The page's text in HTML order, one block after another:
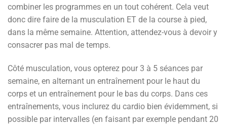
combiner les programmes en un tout cohérent. Cela veut
donc dire faire de la musculation ET de la course à pied,
dans la même semaine. Attention, attendez-vous à devoir y
consacrer pas mal de temps.
Côté musculation, vous opterez pour 3 à 5 séances par
semaine, en alternant un entraînement pour le haut du
corps et un entraînement pour le bas du corps. Dans ces
entraînements, vous inclurez du cardio bien évidemment, si
possible par intervalles (en faisant par exemple pendant 20